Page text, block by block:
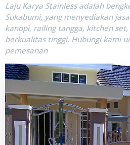
Laju Karya Stainless adalah
Sukabumi, yang menyediakan
kanopi, railing tangga, kitchen
berkualitas tinggi. Hubungi kami
pemesanan